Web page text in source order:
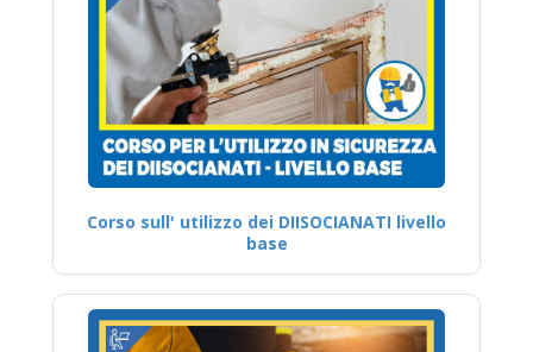
Corso sull' utilizzo dei DIISOCIANATI livello
base